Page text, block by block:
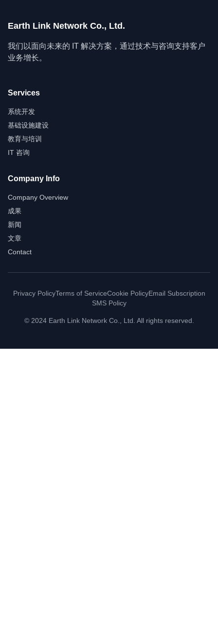
Earth Link Network Co., Ltd.
我们以面向未来的 IT 解决方案，通过技术与咨询支持客户
业务增长。
Services
系统开发
基础设施建设
教育与培训
IT 咨询
Company Info
Company Overview
成果
新闻
文章
Contact
Privacy PolicyTerms of ServiceCookie PolicyEmail Subscription
SMS Policy
© 2024 Earth Link Network Co., Ltd. All rights reserved.